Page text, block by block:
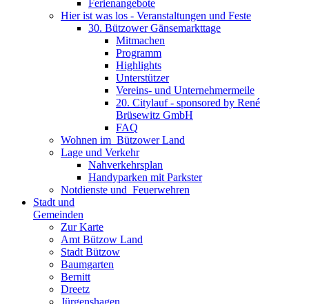
Ferienangebote
Hier ist was los - Veranstaltungen und Feste
30. Bützower Gänsemarkttage
Mitmachen
Programm
Highlights
Unterstützer
Vereins- und Unternehmermeile
20. Citylauf - sponsored by René
Brüsewitz GmbH
FAQ
Wohnen im ­ Bützower Land
Lage und Verkehr
Nahverkehrsplan
Handyparken mit Parkster
Notdienste und ­ Feuerwehren
Stadt und
Gemeinden
Zur Karte
Amt Bützow Land
Stadt Bützow
Baumgarten
Bernitt
Dreetz
Jürgenshagen